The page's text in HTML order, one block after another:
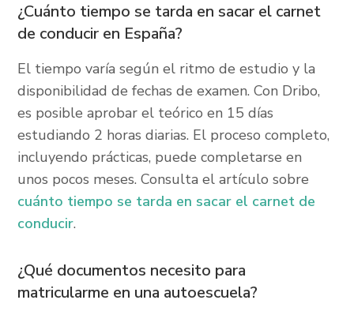
¿Cuánto tiempo se tarda en sacar el carnet
de conducir en España?
El tiempo varía según el ritmo de estudio y la
disponibilidad de fechas de examen. Con Dribo,
es posible aprobar el teórico en 15 días
estudiando 2 horas diarias. El proceso completo,
incluyendo prácticas, puede completarse en
unos pocos meses. Consulta el artículo sobre
cuánto tiempo se tarda en sacar el carnet de
conducir.
¿Qué documentos necesito para
matricularme en una autoescuela?